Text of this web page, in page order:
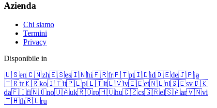
Azienda
Chi siamo
Termini
Privacy
Disponibile in
🇺🇸en🇨🇳zh🇪🇸es🇮🇳hi🇫🇷fr🇵🇹pt🇮🇩id🇩🇪de🇯🇵ja
🇹🇷tr🇰🇷ko🇮🇹it🇵🇱pl🇱🇹lt🇱🇻lv🇪🇪et🇳🇱nl🇸🇪sv🇩🇰
da🇫🇮fi🇳🇴no🇺🇦uk🇷🇴ro🇭🇺hu🇨🇿cs🇬🇷el🇸🇦ar🇻🇳vi
🇹🇭th🇷🇺ru